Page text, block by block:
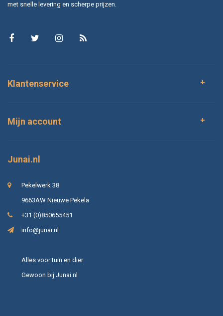
met snelle levering en scherpe prijzen.
Klantenservice
Mijn account
Junai.nl
Pekelwerk 38
9663AW Nieuwe Pekela
+31 (0)850655451
info@junai.nl
Alles voor tuin en dier
Gewoon bij Junai.nl